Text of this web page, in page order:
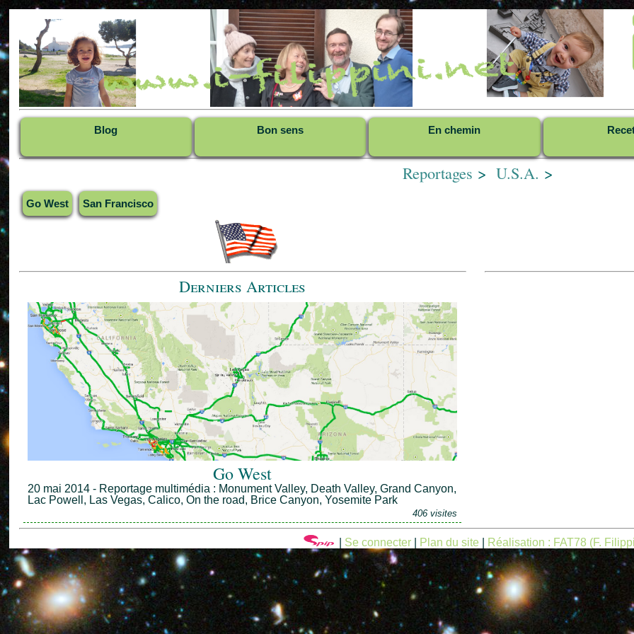
Blog Bon sens En chemin
Reportages > U.S.A. >
Go West San Francisco
Derniers Articles
Go West
20 mai 2014 - Reportage multimédia : Monument Valley, Death Valley, Grand Canyon,
Lac Powell, Las Vegas, Calico, On the road, Brice Canyon, Yosemite Park
406 visites
Se connecter Plan du site Réalisation : FAT78 (F.